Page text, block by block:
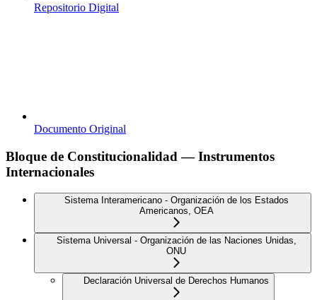
Repositorio Digital
Documento Original
Bloque de Constitucionalidad — Instrumentos
Internacionales
Sistema Interamericano - Organización de los Estados
Americanos, OEA
Sistema Universal - Organización de las Naciones Unidas,
ONU
Declaración Universal de Derechos Humanos